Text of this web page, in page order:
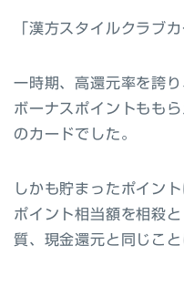
「漢方スタイルクラブカ
一時期、高還元率を誇
ボーナスポイントもも
のカードでした。
しかも貯まったポイン
ポイント相当額を相殺
質、現金還元と同じこ